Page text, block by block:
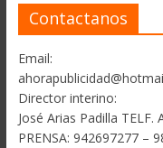
Contactanos
Email:
Director interino:
José Arias Padilla TELF.
PRENSA: 942697277 –